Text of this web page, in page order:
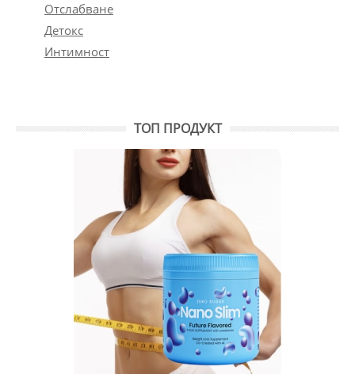
Отслабване
Детокс
Интимност
ТОП ПРОДУКТ